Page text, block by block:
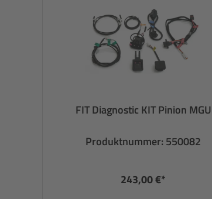
FIT Diagnostic KIT Pinion MGU
Produktnummer: 550082
243,00 €*